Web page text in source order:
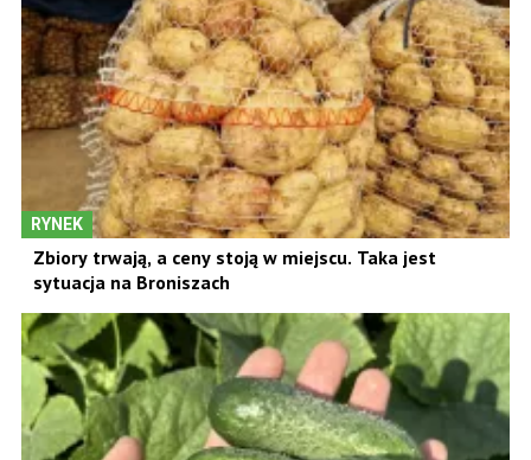
RYNEK
Zbiory trwają, a ceny stoją w miejscu. Taka jest
sytuacja na Broniszach